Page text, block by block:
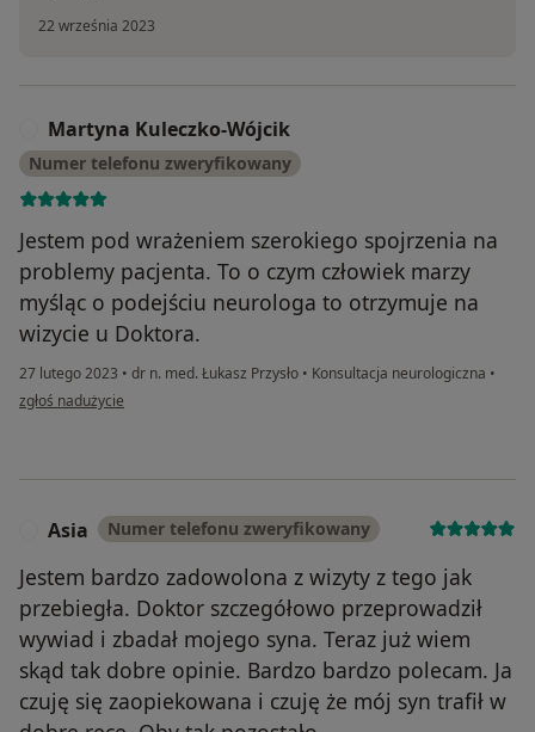
22 września 2023
Martyna Kuleczko-Wójcik
Numer telefonu zweryfikowany
Jestem pod wrażeniem szerokiego spojrzenia na
problemy pacjenta. To o czym człowiek marzy
myśląc o podejściu neurologa to otrzymuje na
wizycie u Doktora.
27 lutego 2023 • dr n. med. Łukasz Przysło • Konsultacja neurologiczna •
w opinii użytkownika Martyna Kuleczko-Wójcik
zgłoś nadużycie
Asia Numer telefonu zweryfikowany
Jestem bardzo zadowolona z wizyty z tego jak
przebiegła. Doktor szczegółowo przeprowadził
wywiad i zbadał mojego syna. Teraz już wiem
skąd tak dobre opinie. Bardzo bardzo polecam. Ja
czuję się zaopiekowana i czuję że mój syn trafił w